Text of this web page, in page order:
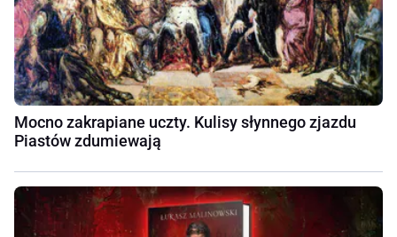
Mocno zakrapiane uczty. Kulisy słynnego zjazdu
Piastów zdumiewają